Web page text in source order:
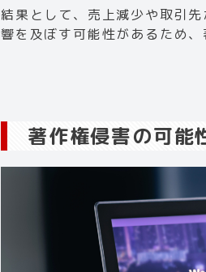
結果として、売上減少や取引
響を及ぼす可能性があるため
著作権侵害の可能